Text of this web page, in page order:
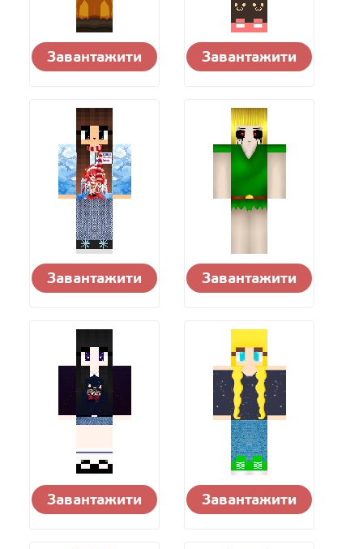
Завантажити Завантажити
Завантажити Завантажити
Завантажити Завантажити